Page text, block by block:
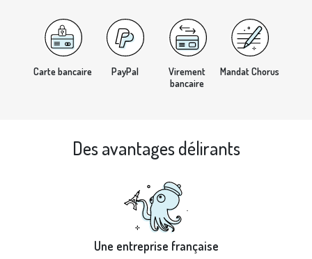
Carte bancaire PayPal
Virement
bancaire
Mandat Chorus
Des avantages délirants
Une entreprise française